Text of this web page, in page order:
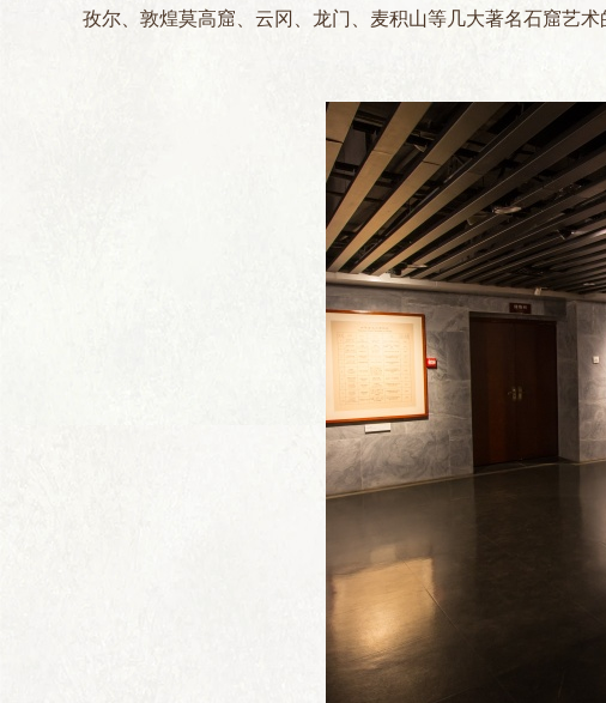
《大足石刻研
孜尔、敦煌莫高窟、云冈、龙门、麦积山等几大著名石窟艺